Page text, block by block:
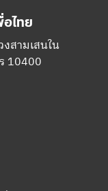
ไทย
สามเสนใน
10400